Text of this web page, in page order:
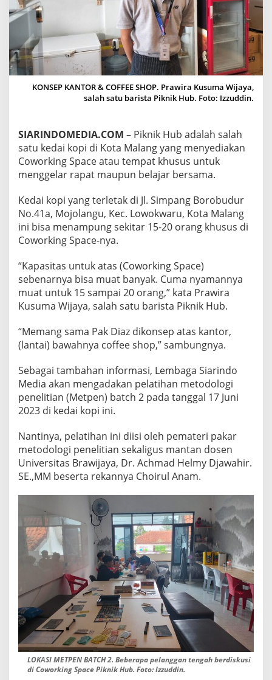
D
E
N
A
N
F
A
S
I
T
A
S
O
O
R
K
S
P
A
C
E
KONSEP KANTOR & COFFEE SHOP. Prawira Kusuma Wijaya,
salah satu barista Piknik Hub. Foto: Izzuddin.
SIARINDOMEDIA.COM – Piknik Hub adalah salah
satu kedai kopi di Kota Malang yang menyediakan
Coworking Space atau tempat khusus untuk
menggelar rapat maupun belajar bersama.
Kedai kopi yang terletak di Jl. Simpang Borobudur
No.41a, Mojolangu, Kec. Lowokwaru, Kota Malang
ini bisa menampung sekitar 15-20 orang khusus di
Coworking Space-nya.
“Kapasitas untuk atas (Coworking Space)
sebenarnya bisa muat banyak. Cuma nyamannya
muat untuk 15 sampai 20 orang,” kata Prawira
Kusuma Wijaya, salah satu barista Piknik Hub.
“Memang sama Pak Diaz dikonsep atas kantor,
(lantai) bawahnya coffee shop,” sambungnya.
Sebagai tambahan informasi, Lembaga Siarindo
Media akan mengadakan pelatihan metodologi
penelitian (Metpen) batch 2 pada tanggal 17 Juni
2023 di kedai kopi ini.
Nantinya, pelatihan ini diisi oleh pemateri pakar
metodologi penelitian sekaligus mantan dosen
Universitas Brawijaya, Dr. Achmad Helmy Djawahir.
SE.,MM beserta rekannya Choirul Anam.
LOKASI METPEN BATCH 2. Beberapa pelanggan tengah berdiskusi
di Coworking Space Piknik Hub. Foto: Izzuddin.